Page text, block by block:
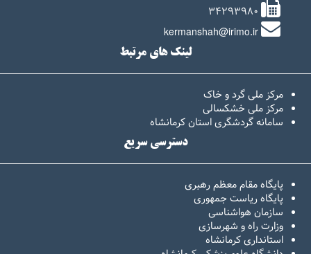
34293980
kermanshah@irimo.ir
لینک های مرتبط
مرکز ملی گرد و خاک
مرکز ملی خشکسالی
سامانه گردشگری استان کرمانشاه
دسترسی سریع
پایگاه مقام معظم رهبری
پایگاه ریاست جمهوری
سازمان هواشناسی
وزارت راه و شهرسازی
استانداری کرمانشاه